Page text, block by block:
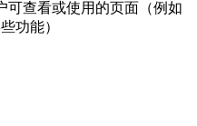
可查看或使用的页面（例如
功能）